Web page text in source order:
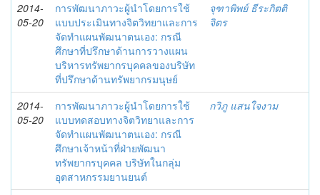
2014-
05-20
การพัฒนาภาวะผู้นำโดยการใช้
แบบประเมินทางจิตวิทยาและการ
จัดทำแผนพัฒนาตนเอง: กรณี
ศึกษาที่ปรึกษาด้านการวางแผน
บริหารทรัพยากรบุคคลของบริษัท
ที่ปรึกษาด้านทรัพยากรมนุษย์
จุฑาพิพย์ ธีระกิตติ
จิตร
2014-
05-20
การพัฒนาภาวะผู้นำโดยการใช้
แบบทดสอบทางจิตวิทยาและการ
จัดทำแผนพัฒนาตนเอง: กรณี
ศึกษาเจ้าหน้าที่ฝ่ายพัฒนา
ทรัพยากรบุคคล บริษัทในกลุ่ม
อุตสาหกรรมยานยนต์
กวิภู แสนใจงาม